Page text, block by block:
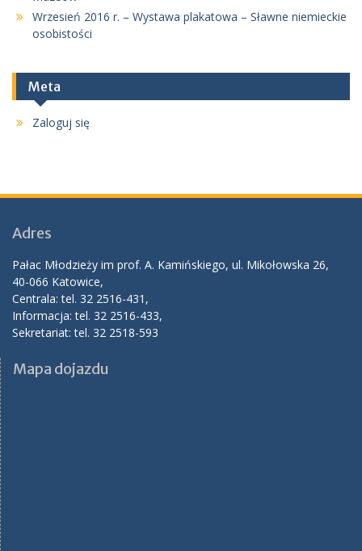
Wrzesień 2016 r. – Wystawa plakatowa – Sławne niemieckie
osobistości
Meta
Zaloguj się
Adres
Pałac Młodzieży im prof. A. Kamińskiego, ul. Mikołowska 26,
40-066 Katowice,
Centrala: tel. 32 2516-431,
Informacja: tel. 32 2516-433,
Sekretariat: tel. 32 2518-593
Mapa dojazdu